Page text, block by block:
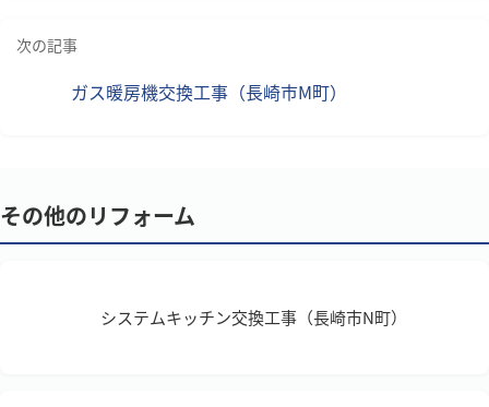
次の記事
ガス暖房機交換工事（長崎市M町）
その他のリフォーム
システムキッチン交換工事（長崎市N町）